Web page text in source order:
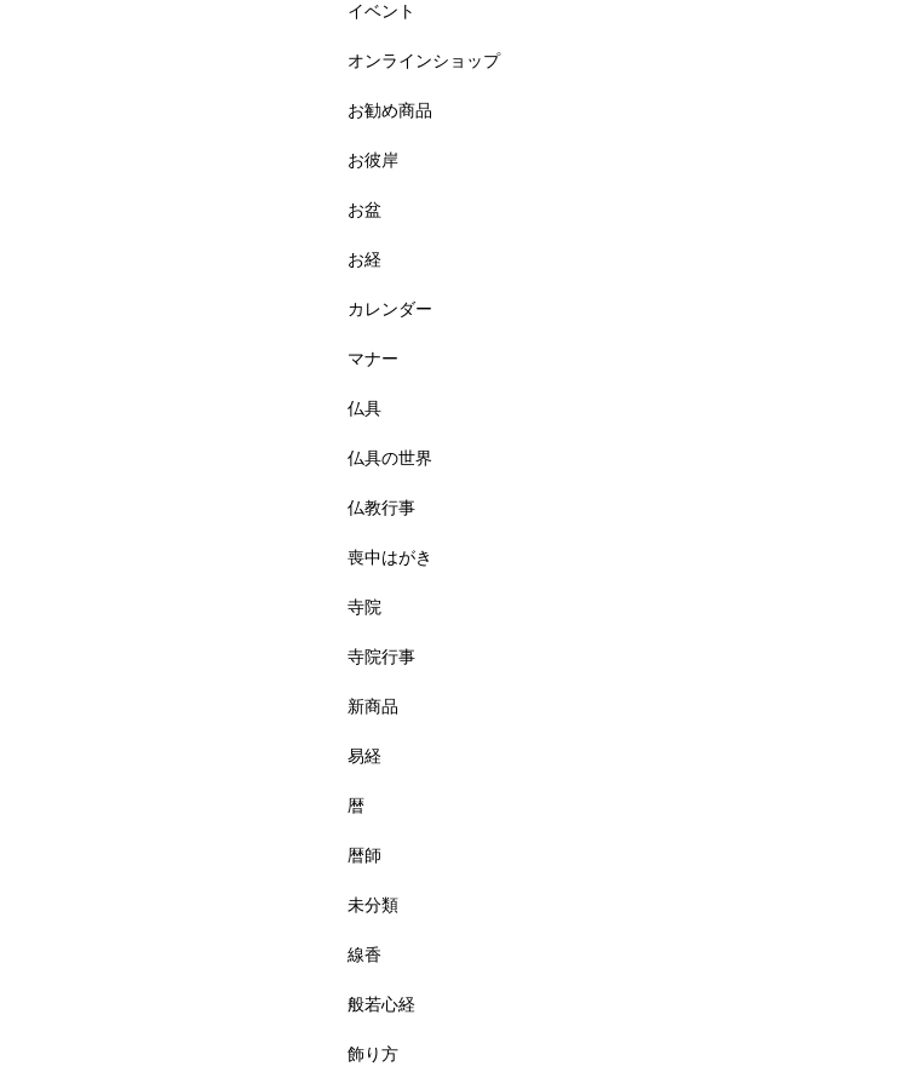
イベント
オンラインショップ
お勧め商品
お彼岸
お盆
お経
カレンダー
マナー
仏具
仏具の世界
仏教行事
喪中はがき
寺院
寺院行事
新商品
易経
暦
暦師
未分類
線香
般若心経
飾り方